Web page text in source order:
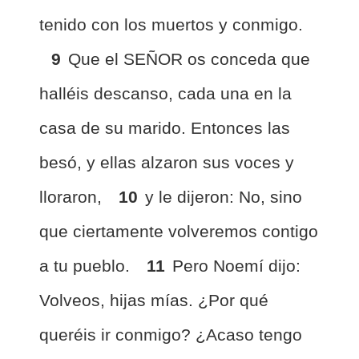
tenido con los muertos y conmigo.
9 Que el SEÑOR os conceda que
halléis descanso, cada una en la
casa de su marido. Entonces las
besó, y ellas alzaron sus voces y
lloraron,
10 y le dijeron: No, sino
que ciertamente volveremos contigo
a tu pueblo.
11 Pero Noemí dijo:
Volveos, hijas mías. ¿Por qué
queréis ir conmigo? ¿Acaso tengo